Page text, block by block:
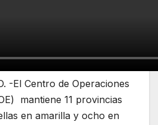
-El Centro de Operaciones
mantiene 11 provincias
en amarilla y ocho en